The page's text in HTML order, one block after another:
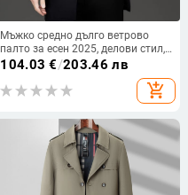
Мъжко средно дълго ветрово
палто за есен 2025, делови стил,
едно редно закопчаване, стояща
104.03 €/203.46 лв
add_shopping_cart